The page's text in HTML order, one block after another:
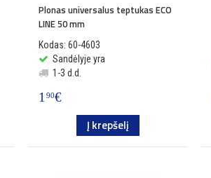
Plonas universalus teptukas ECO
LINE 50 mm
Kodas: 60-4603
Sandėlyje yra
1-3 d.d.
190€
Į krepšelį